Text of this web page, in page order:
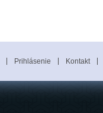
Prihlásenie Kontakt